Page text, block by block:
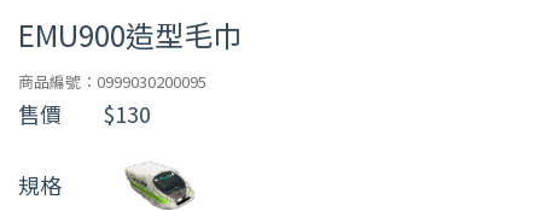
EMU900造型毛巾
商品編號：0999030200095
售價 $130
規格